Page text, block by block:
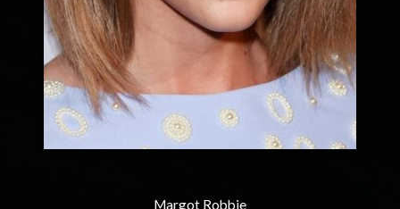
Margot Robbie